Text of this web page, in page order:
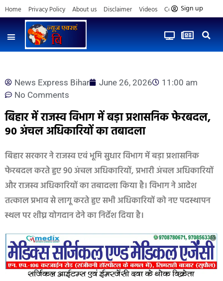
Home Privacy Policy About us Disclaimer Videos Contact us
Sign up
News Express Bihar June 26, 2026
11:00 am
No Comments
बिहार में राजस्व विभाग में बड़ा प्रशासनिक फेरबदल,
90 अंचल अधिकारियों का तबादला
बिहार सरकार ने राजस्व एवं भूमि सुधार विभाग में बड़ा प्रशासनिक
फेरबदल करते हुए 90 अंचल अधिकारियों, प्रभारी अंचल अधिकारियों
और राजस्व अधिकारियों का तबादला किया है। विभाग ने आदेश
तत्काल प्रभाव से लागू करते हुए सभी अधिकारियों को नए पदस्थापन
स्थल पर शीघ्र योगदान देने का निर्देश दिया है।